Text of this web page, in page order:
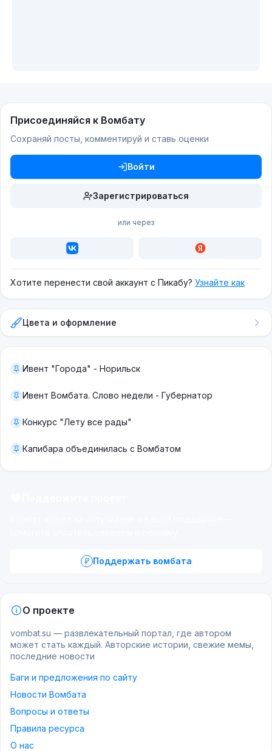
Присоединяйся к Вомбату
Сохраняй посты, комментируй и ставь оценки
Войти
Зарегистрироваться
или через
Хотите перенести свой аккаунт с Пикабу? Узнайте как
Цвета и оформление
Ивент "Города" - Норильск
Ивент Вомбата. Слово недели - Губернатор
Конкурс "Лету все рады"
Капибара объединилась с Вомбатом
Поддержать вомбата
О проекте
vombat.su — развлекательный портал, где автором
может стать каждый. Авторские истории, свежие мемы,
последние новости
Баги и предложения по сайту
Новости Вомбата
Вопросы и ответы
Правила ресурса
О нас